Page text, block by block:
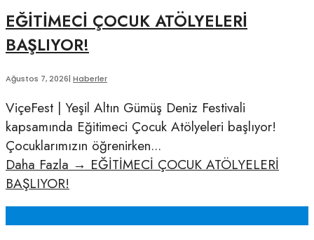
EĞİTİMECİ ÇOCUK ATÖLYELERİ
BAŞLIYOR!
Ağustos 7, 2026| Haberler
ViçeFest | Yeşil Altın Gümüş Deniz Festivali
kapsamında Eğitimeci Çocuk Atölyeleri başlıyor!
Çocuklarımızın öğrenirken...
Daha Fazla → EĞİTİMECİ ÇOCUK ATÖLYELERİ
BAŞLIYOR!